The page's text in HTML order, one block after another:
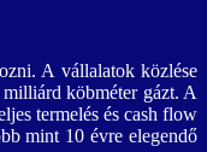
A vállalatok közlése
köbméter gázt. A
termelés és cash flow
mint 10 évre elegendő